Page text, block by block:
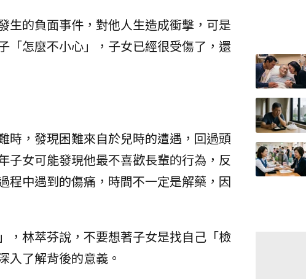
生的負面事件，對他人生造成衝擊，可是
「怎麼不小心」，子女已經很受傷了，還
時，發現困難來自於兒時的遭遇，回過頭
子女可能發現他最不喜歡長輩的行為，反
程中遇到的傷痛，時間不一定是解藥，因
，林萃芬說，不要想著子女是找自己「檢
入了解背後的意義。